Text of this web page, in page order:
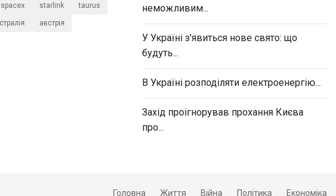
spacex starlink taurus
австрія
неможливим...
У Україні з'явиться нове свято: що
будуть...
В Україні розподіляти електроенергію...
Захід проігнорував прохання Києва
про...
Головна Життя Війна Політика Економіка